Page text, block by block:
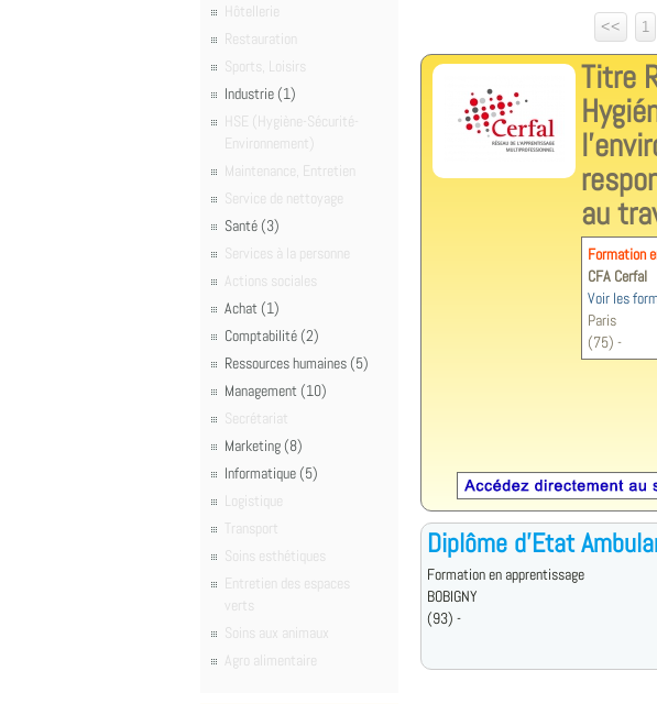
Hôtellerie
Restauration
Sports, Loisirs
Industrie (1)
HSE (Hygiène-Sécurité-
Environnement)
Maintenance, Entretien
Service de nettoyage
Santé (3)
Services à la personne
Actions sociales
Achat (1)
Comptabilité (2)
Ressources humaines (5)
Management (10)
Secrétariat
Marketing (8)
Informatique (5)
Logistique
Transport
Soins esthétiques
Entretien des espaces
verts
Soins aux animaux
Agro alimentaire
<<
1
Titre
au
Formation
CFA Cerfal
Voir les
Paris
(75) -
Diplôme d'Etat
Formation en apprentissage
BOBIGNY
(93) -